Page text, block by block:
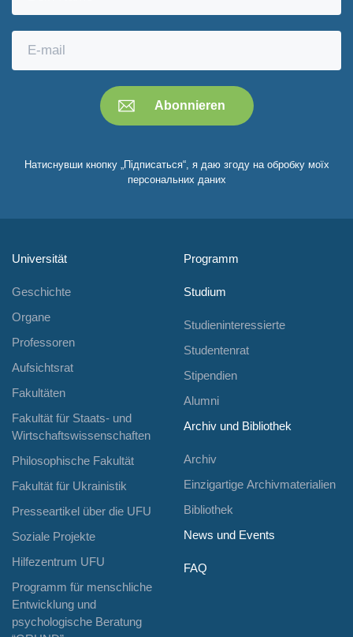
Натиснувши кнопку „Підписаться“, я даю згоду на обробку моїх
персональних даних
Universität
Geschichte
Organe
Professoren
Aufsichtsrat
Fakultäten
Fakultät für Staats- und
Wirtschaftswissenschaften
Philosophische Fakultät
Fakultät für Ukrainistik
Presseartikel über die UFU
Soziale Projekte
Hilfezentrum UFU
Programm für menschliche
Entwicklung und
psychologische Beratung
Programm
Studium
Studieninteressierte
Studentenrat
Stipendien
Alumni
Archiv und Bibliothek
Archiv
Einzigartige Archivmaterialien
Bibliothek
News und Events
FAQ